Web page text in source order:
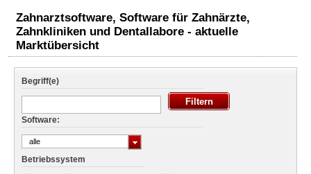
Zahnarztsoftware, Software für Zahnärzte,
Zahnkliniken und Dentallabore - aktuelle
Marktübersicht
Begriff(e)
Software:
alle
Betriebssystem